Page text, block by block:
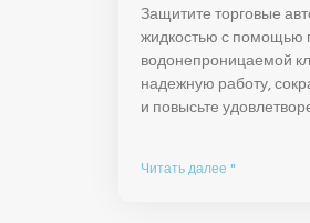
Защитите торговые
жидкостью с
водонепроницаемой
надежную работу,
и повысьте
Читать далее "